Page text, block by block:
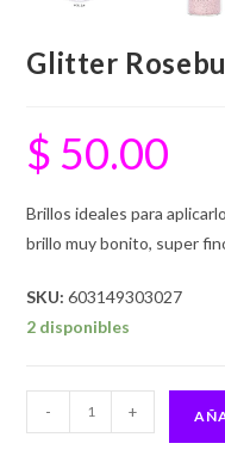
Glitter
$ 50.00
Brillos ideales para
brillo muy bonito, super
SKU:603149303027
2 disponibles
- +